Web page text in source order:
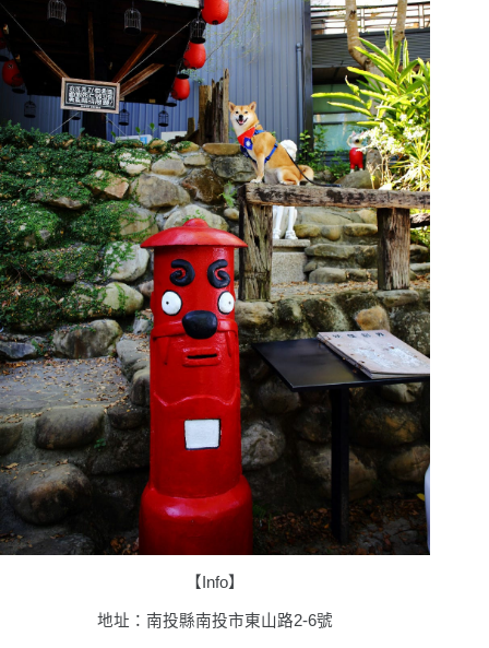
【Info】
地址：南投縣南投市東山路2-6號